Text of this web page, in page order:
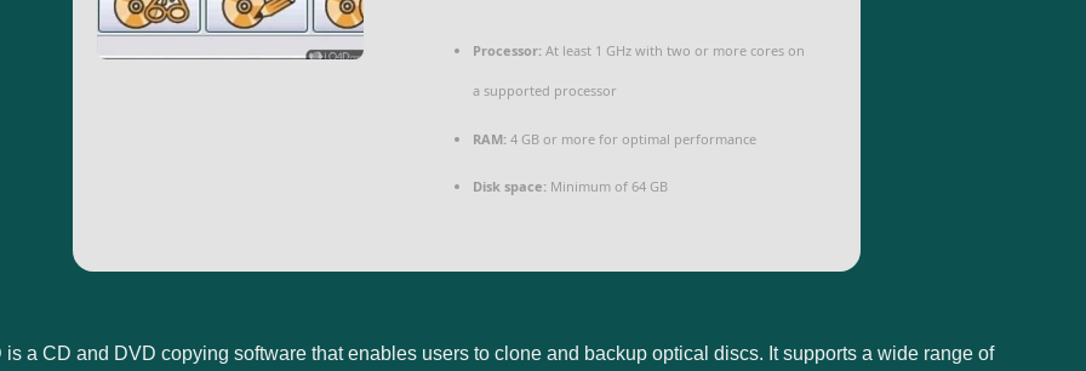
Processor:At least 1 GHz with two or more cores on
a supported processor
RAM:4 GB or more for optimal performance
Disk space:Minimum of 64 GB
is a CD and DVD copying software that enables users to clone and backup optical discs. It supports a wide range of